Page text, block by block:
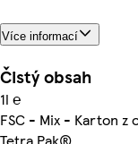
Více informací
Čistý obsah
1l ℮
FSC - Mix - Karton z